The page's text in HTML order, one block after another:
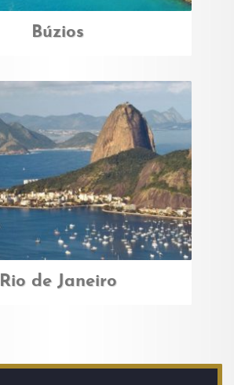
Búzios
Rio de Janeiro